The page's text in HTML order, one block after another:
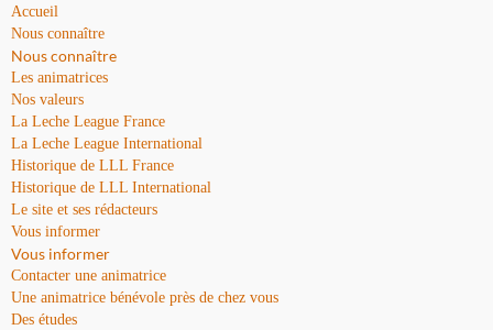
Accueil
Nous connaître
Nous connaître
Les animatrices
Nos valeurs
La Leche League France
La Leche League International
Historique de LLL France
Historique de LLL International
Le site et ses rédacteurs
Vous informer
Vous informer
Contacter une animatrice
Une animatrice bénévole près de chez vous
Des études